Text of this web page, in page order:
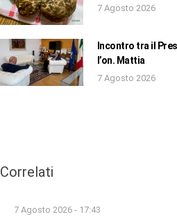
7 Agosto 2026
Incontro tra il
l’on. Mattia
7 Agosto 2026
Correlati
7 Agosto 2026 - 17:43